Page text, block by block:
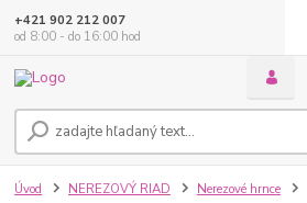
+421 902 212 007
od 8:00 - do 16:00 hod
Úvod NEREZOVÝ RIAD Nerezové hrnce